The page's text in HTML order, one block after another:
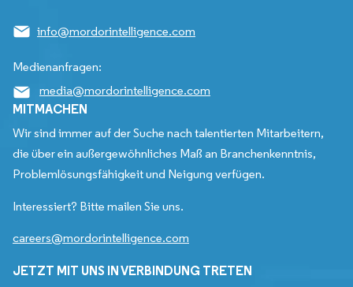
info@mordorintelligence.com
Medienanfragen:
media@mordorintelligence.com
MITMACHEN
Wir sind immer auf der Suche nach talentierten Mitarbeitern,
die über ein außergewöhnliches Maß an Branchenkenntnis,
Problemlösungsfähigkeit und Neigung verfügen.
Interessiert? Bitte mailen Sie uns.
careers@mordorintelligence.com
JETZT MIT UNS IN VERBINDUNG TRETEN